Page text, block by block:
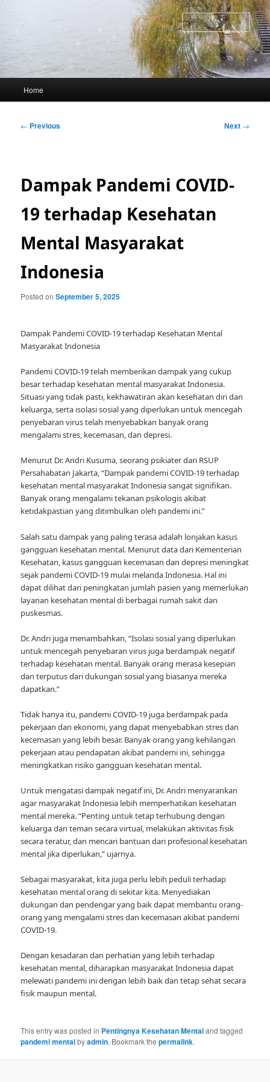
content
Home
Post
← Previous Next →
Dampak Pandemi COVID-
19 terhadap Kesehatan
Mental Masyarakat
Indonesia
Posted onSeptember 5, 2025
Dampak Pandemi COVID-19 terhadap Kesehatan Mental
Masyarakat Indonesia
Pandemi COVID-19 telah memberikan dampak yang cukup
besar terhadap kesehatan mental masyarakat Indonesia.
Situasi yang tidak pasti, kekhawatiran akan kesehatan diri dan
keluarga, serta isolasi sosial yang diperlukan untuk mencegah
penyebaran virus telah menyebabkan banyak orang
mengalami stres, kecemasan, dan depresi.
Menurut Dr. Andri Kusuma, seorang psikiater dari RSUP
Persahabatan Jakarta, “Dampak pandemi COVID-19 terhadap
kesehatan mental masyarakat Indonesia sangat signifikan.
Banyak orang mengalami tekanan psikologis akibat
ketidakpastian yang ditimbulkan oleh pandemi ini.”
Salah satu dampak yang paling terasa adalah lonjakan kasus
gangguan kesehatan mental. Menurut data dari Kementerian
Kesehatan, kasus gangguan kecemasan dan depresi meningkat
sejak pandemi COVID-19 mulai melanda Indonesia. Hal ini
dapat dilihat dari peningkatan jumlah pasien yang memerlukan
layanan kesehatan mental di berbagai rumah sakit dan
puskesmas.
Dr. Andri juga menambahkan, “Isolasi sosial yang diperlukan
untuk mencegah penyebaran virus juga berdampak negatif
terhadap kesehatan mental. Banyak orang merasa kesepian
dan terputus dari dukungan sosial yang biasanya mereka
dapatkan.”
Tidak hanya itu, pandemi COVID-19 juga berdampak pada
pekerjaan dan ekonomi, yang dapat menyebabkan stres dan
kecemasan yang lebih besar. Banyak orang yang kehilangan
pekerjaan atau pendapatan akibat pandemi ini, sehingga
meningkatkan risiko gangguan kesehatan mental.
Untuk mengatasi dampak negatif ini, Dr. Andri menyarankan
agar masyarakat Indonesia lebih memperhatikan kesehatan
mental mereka. “Penting untuk tetap terhubung dengan
keluarga dan teman secara virtual, melakukan aktivitas fisik
secara teratur, dan mencari bantuan dari profesional kesehatan
mental jika diperlukan,” ujarnya.
Sebagai masyarakat, kita juga perlu lebih peduli terhadap
kesehatan mental orang di sekitar kita. Menyediakan
dukungan dan pendengar yang baik dapat membantu orang-
orang yang mengalami stres dan kecemasan akibat pandemi
COVID-19.
Dengan kesadaran dan perhatian yang lebih terhadap
kesehatan mental, diharapkan masyarakat Indonesia dapat
melewati pandemi ini dengan lebih baik dan tetap sehat secara
fisik maupun mental.
This entry was posted in Pentingnya Kesehatan Mentaland tagged
pandemi mentalbyadmin. Bookmark thepermalink.